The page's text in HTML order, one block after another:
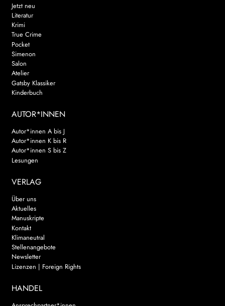
Jetzt neu
Literatur
Krimi
True Crime
Pocket
Simenon
Salon
Atelier
Gatsby Klassiker
Kinderbuch
AUTOR*INNEN
Autor*innen A bis J
Autor*innen K bis R
Autor*innen S bis Z
Lesungen
VERLAG
Über uns
Aktuelles
Manuskripte
Kontakt
Klimaneutral
Stellenangebote
Newsletter
Lizenzen | Foreign Rights
HANDEL